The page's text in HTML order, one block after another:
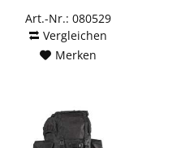
Art.-Nr.: 080529
Vergleichen
Merken